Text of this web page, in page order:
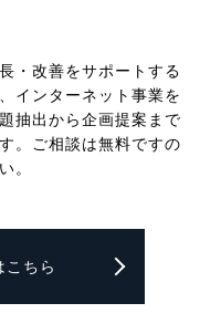
・改善をサポートする
インターネット事業を
抽出から企画提案まで
。ご相談は無料ですの
。
こちら